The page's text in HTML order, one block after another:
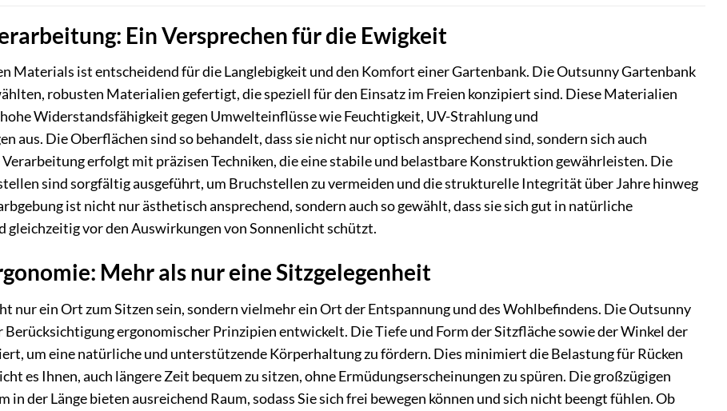
Ein Versprechen für die Ewigkeit
Materials ist entscheidend für die Langlebigkeit und den Komfort einer Gartenbank. Die Outsunny Gartenbank
robusten Materialien gefertigt, die speziell für den Einsatz im Freien konzipiert sind. Diese Materialien
Widerstandsfähigkeit gegen Umwelteinflüsse wie Feuchtigkeit, UV-Strahlung und
aus. Die Oberflächen sind so behandelt, dass sie nicht nur optisch ansprechend sind, sondern sich auch
erfolgt mit präzisen Techniken, die eine stabile und belastbare Konstruktion gewährleisten. Die
sind sorgfältig ausgeführt, um Bruchstellen zu vermeiden und die strukturelle Integrität über Jahre hinweg
ist nicht nur ästhetisch ansprechend, sondern auch so gewählt, dass sie sich gut in natürliche
gleichzeitig vor den Auswirkungen von Sonnenlicht schützt.
Mehr als nur eine Sitzgelegenheit
nur ein Ort zum Sitzen sein, sondern vielmehr ein Ort der Entspannung und des Wohlbefindens. Die Outsunny
ergonomischer Prinzipien entwickelt. Die Tiefe und Form der Sitzfläche sowie der Winkel der
um eine natürliche und unterstützende Körperhaltung zu fördern. Dies minimiert die Belastung für Rücken
es Ihnen, auch längere Zeit bequem zu sitzen, ohne Ermüdungserscheinungen zu spüren. Die großzügigen
in der Länge bieten ausreichend Raum, sodass Sie sich frei bewegen können und sich nicht beengt fühlen. Ob